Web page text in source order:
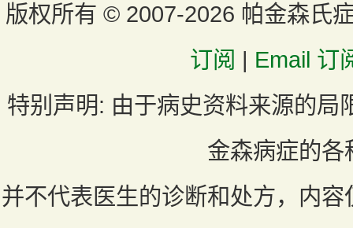
版权所有 © 2007-2026 帕金森氏
订阅 | Email 订
特别声明: 由于病史资料来源的局
金森病症的各
并不代表医生的诊断和处方，内